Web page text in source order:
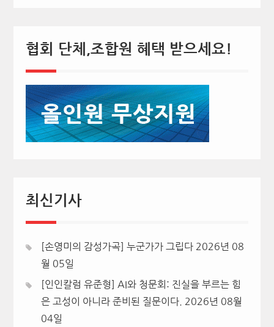
협회 단체,조합원 혜택 받으세요!
최신기사
[손영미의 감성가곡] 누군가가 그립다 2026년 08
월 05일
[인인칼럼 유준형] AI와 청문회: 진실을 부르는 힘
은 고성이 아니라 준비된 질문이다.
2026년 08월
04일